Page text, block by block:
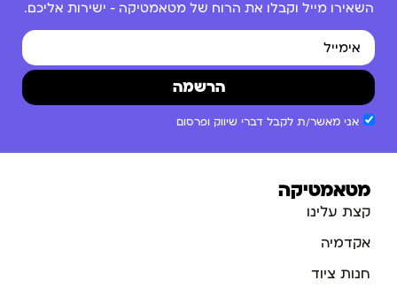
השאירו מייל וקבלו את הרוח של מטאמטיקה – ישירות אליכם.
אני מאשר/ת לקבל דברי שיווק ופרסום
הרשמה
מטאמטיקה
קצת עלינו
אקדמיה
חנות ציוד